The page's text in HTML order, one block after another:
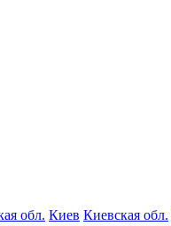
обл. Киев Киевская обл.